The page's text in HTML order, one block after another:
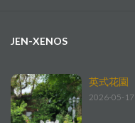
JEN-XENOS
英式花園
2026-05-17